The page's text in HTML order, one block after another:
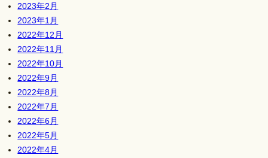
2023年2月
2023年1月
2022年12月
2022年11月
2022年10月
2022年9月
2022年8月
2022年7月
2022年6月
2022年5月
2022年4月